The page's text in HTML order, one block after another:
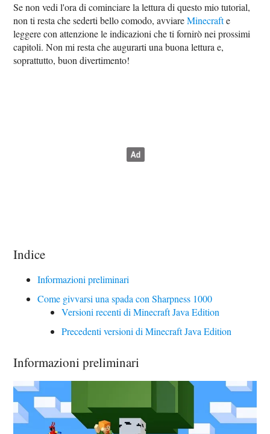
Se non vedi l'ora di cominciare la lettura di questo mio tutorial,
non ti resta che sederti bello comodo, avviareMinecrafte
leggere con attenzione le indicazioni che ti fornirò nei prossimi
capitoli. Non mi resta che augurarti una buona lettura e,
soprattutto, buon divertimento!
Indice
Informazioni preliminari
Come givvarsi una spada con Sharpness 1000
Versioni recenti di Minecraft Java Edition
Precedenti versioni di Minecraft Java Edition
Informazioni preliminari